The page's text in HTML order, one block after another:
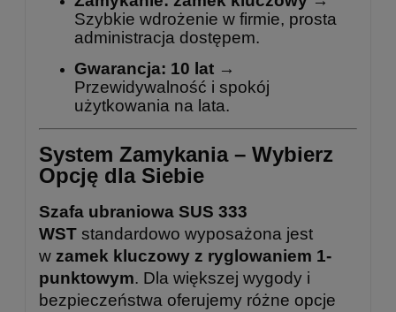
Szybkie wdrożenie w firmie, prosta
administracja dostępem.
Gwarancja: 10 lat →
Przewidywalność i spokój
użytkowania na lata.
System Zamykania – Wybierz
Opcję dla Siebie
Szafa ubraniowa SUS 333
WST standardowo wyposażona jest
w zamek kluczowy z ryglowaniem 1-
punktowym. Dla większej wygody i
bezpieczeństwa oferujemy różne opcje